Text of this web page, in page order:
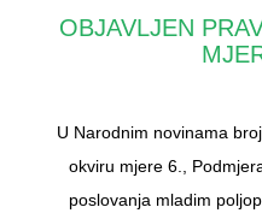
OBJAVLJEN
U Narodnim novinama
okviru mjere 6.,
poslovanja mladim